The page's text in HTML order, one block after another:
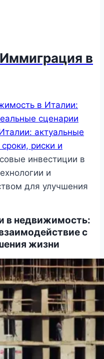
в
в Италии:
сценарии
актуальные
риски и
инвестиции в
и
для улучшения
в недвижимость:
с
жизни